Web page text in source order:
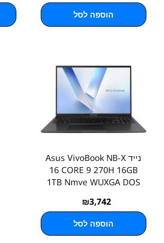
הוספה לסל
נייד Asus VivoBook NB-X
16 CORE 9 270H 16GB
1TB Nmve WUXGA DOS
₪3,742
הוספה לסל